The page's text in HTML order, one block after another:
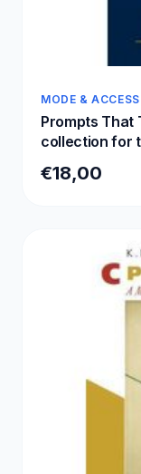
MODE &
Prompts That
collection for
prompts for
€18,00